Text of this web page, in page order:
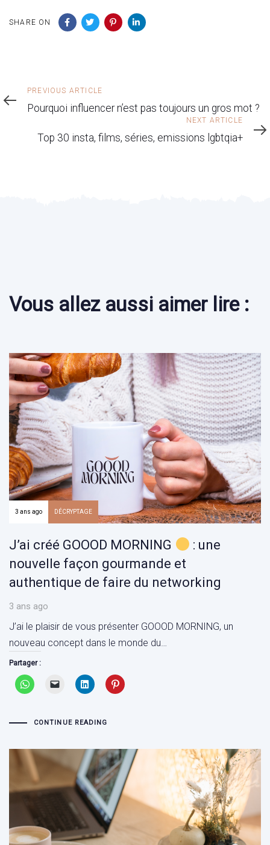
SHARE ON
Previous
Article
PREVIOUS ARTICLE
Pourquoi influencer n’est pas toujours un gros mot ?
Article
NEXT ARTICLE
Top 30 insta, films, séries, emissions lgbtqia+
Vous allez aussi aimer lire :
3 ans ago DÉCRYPTAGE
J’ai créé GOOOD MORNING
: une
nouvelle façon gourmande et
authentique de faire du networking
3 ans ago
J’ai le plaisir de vous présenter GOOOD MORNING, un
nouveau concept dans le monde du…
Partager :
CONTINUE READING